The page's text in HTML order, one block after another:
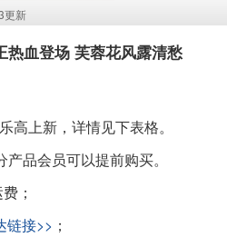
更新
热血登场 芙蓉花风露清愁
高上新，详情见下表格。
品会员可以提前购买。
；
链接>> ；